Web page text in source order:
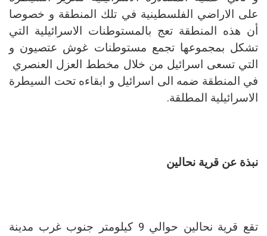
على الاراضي الفلسطينية في تلك المنطقة و خصوصا
أن هذه المنطقة تعج بالمستوطنات الاسرائيلية التي
تشكل بمجموعها تجمع مستوطنات غوش عتصيون و
التي تسعى اسرائيل من خلال مخطط العزل العنصري
في المنطقة ضمه الى اسرائيل و ابقاءه تحت السيطرة
الاسرائيلية المطلقة.
نبذة عن قرية نحالين
تقع قرية نحالين حوالي 9 كيلومتر جنوب غرب مدينة